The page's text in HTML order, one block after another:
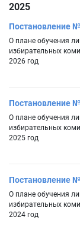
2025
Постановление
О плане обучения
избирательных
2026 год
Постановление
О плане обучения
избирательных
2025 год
Постановление
О плане обучения
избирательных
2024 год